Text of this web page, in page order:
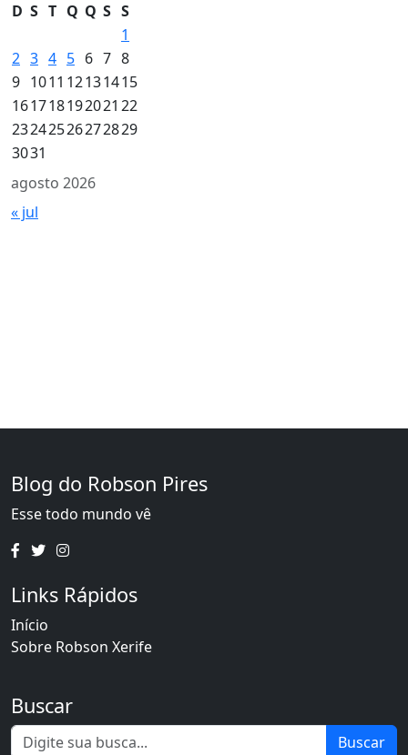
agosto 2026
D S T Q Q S S
1
2 3 4 5 6 7 8
9 1011 12131415
161718192021 22
23242526272829
3031
« jul
Blog do Robson Pires
Esse todo mundo vê
Links Rápidos
Início
Sobre Robson Xerife
Buscar
Buscar